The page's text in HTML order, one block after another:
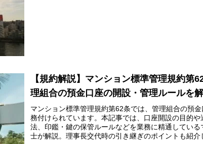
【規約解説】マンション標準管理規約第
理組合の預金口座の開設・管理ルールを
マンション標準管理規約第62条では、管理組合の預
務付けられています。本記事では、口座開設の目的や
法、印鑑・鍵の保管ルールなどを業務に精通している
士が解説。理事長交代時の引き継ぎのポイントも紹介